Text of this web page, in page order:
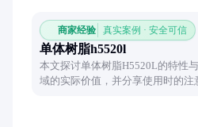
商家经验 真实案例 · 安全可信
单体树脂h5520l
本文探讨单体树脂H5520L的特性
域的实际价值，并分享使用时的注